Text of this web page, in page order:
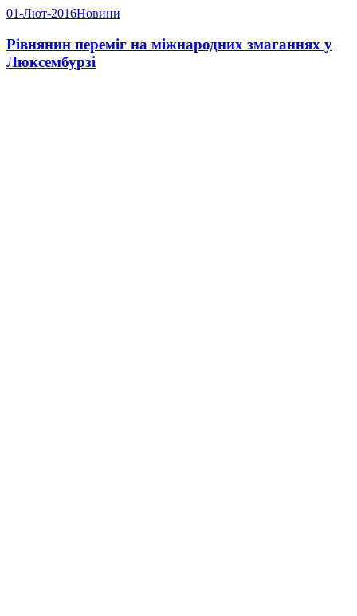
01-Лют-2016Новини
Рівнянин переміг на міжнародних змаганнях у
Люксембурзі